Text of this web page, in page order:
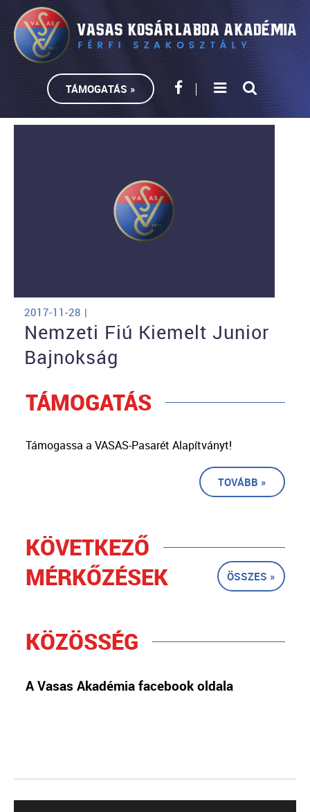
TÁMOGATÁS »
2017-11-28 |
Nemzeti Fiú Kiemelt Junior
Bajnokság
TÁMOGATÁS
Támogassa a VASAS-Pasarét Alapítványt!
TOVÁBB »
KÖVETKEZŐ
MÉRKŐZÉSEK
ÖSSZES »
KÖZÖSSÉG
A Vasas Akadémia facebook oldala